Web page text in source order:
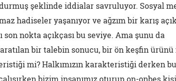
şeklinde iddialar savruluyor. Sosyal
hadiseler yaşanıyor ve ağzım bir karış açık
nokta açıkçası bu seviye. Ama şunu da
bir talebin sonucu, bir ön keşfin ürünü
mi? Halkımızın karakteristiği derken
bizim insanımız oturup on-onbeş kişi